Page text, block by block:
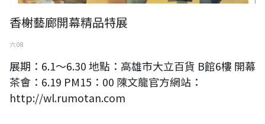
香榭藝廊開幕精品特展
六 08
展期：6.1～6.30 地點：高雄市大立百貨 B館6樓 開幕
茶會：6.19 PM15：00 陳文龍官方網站：
http://wl.rumotan.com